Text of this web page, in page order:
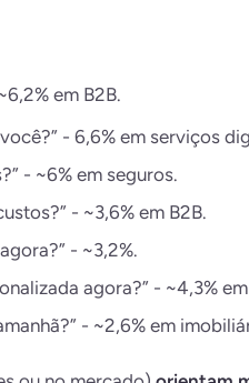
em B2B.
- 6,6% em serviços
- ~6% em seguros.
- ~3,6% em B2B.
- ~3,2%.
agora?” - ~4,3% em
- ~2,6% em